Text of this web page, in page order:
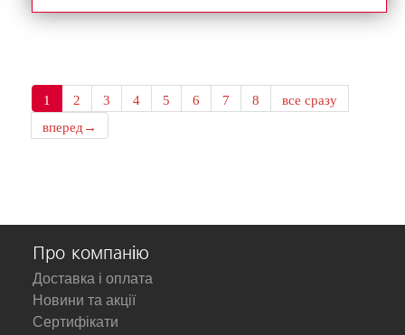
1 2 3 4 5 6 7 8
все сразу
вперед→
Про компанію
Доставка і оплата
Новини та акції
Сертифікати